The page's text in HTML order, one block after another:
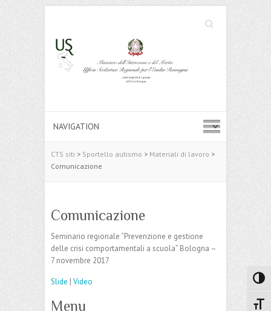
Search
Cerca
CTS siti > Sportello autismo > Materiali di lavoro >
Comunicazione
Comunicazione
Seminario regionale “Prevenzione e gestione
delle crisi comportamentali a scuola” Bologna –
7 novembre 2017
Slide | Video
Menu